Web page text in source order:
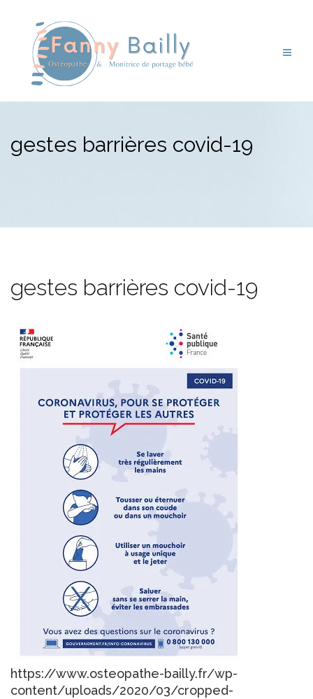
contenu
gestes barrières covid-19
gestes barrières covid-19
https://www.osteopathe-bailly.fr/wp-
content/uploads/2020/03/cropped-